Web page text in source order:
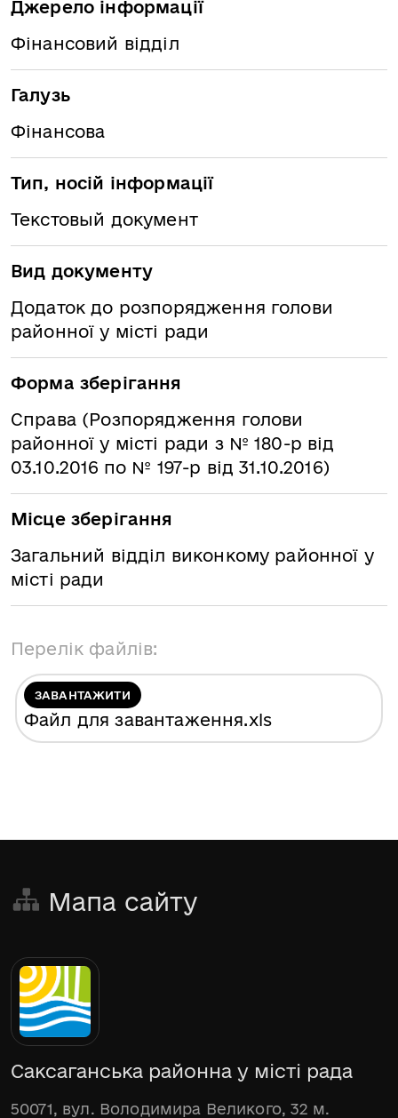
Джерело інформації
Фінансовий відділ
Галузь
Фінансова
Тип, носій інформації
Текстовый документ
Вид документу
Додаток до розпорядження голови
районної у місті ради
Форма зберігання
Справа (Розпорядження голови
районної у місті ради з № 180-р від
03.10.2016 по № 197-р від 31.10.2016)
Місце зберігання
Загальний відділ виконкому районної у
місті ради
Перелік файлів:
ЗАВАНТАЖИТИ
Файл для завантаження.xls
Мапа сайту
Саксаганська районна у місті рада
50071, вул. Володимира Великого, 32 м.